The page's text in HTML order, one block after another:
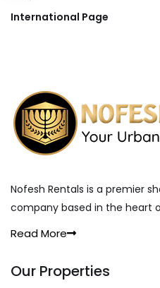
International Page
Nofesh Rentals is a premier
company based in the heart
Read More
Our Properties